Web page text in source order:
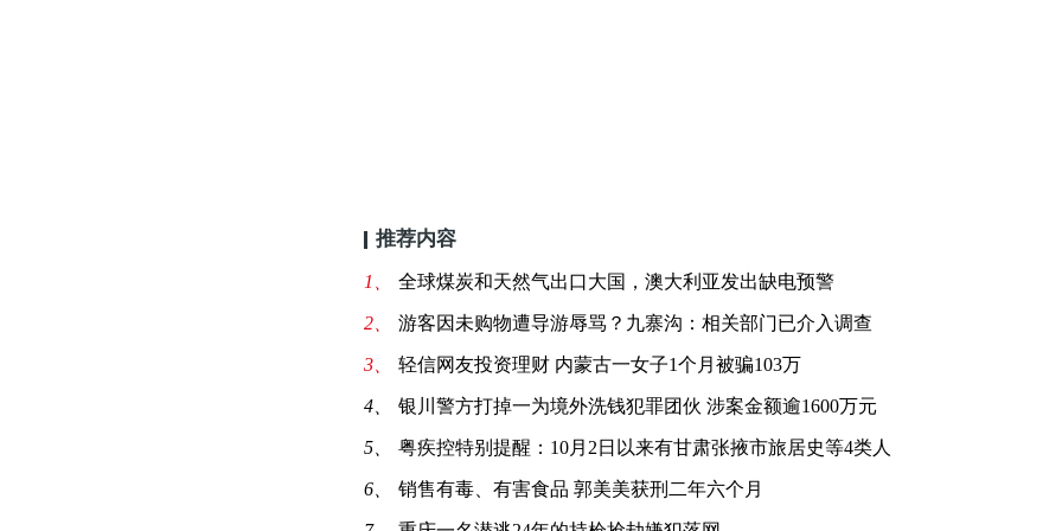
推荐内容
1、 全球煤炭和天然气出口大国，澳大利亚发出缺电预警
2、 游客因未购物遭导游辱骂？九寨沟：相关部门已介入调查
3、 轻信网友投资理财 内蒙古一女子1个月被骗103万
4、 银川警方打掉一为境外洗钱犯罪团伙 涉案金额逾1600万元
5、 粤疾控特别提醒：10月2日以来有甘肃张掖市旅居史等4类人
6、 销售有毒、有害食品 郭美美获刑二年六个月